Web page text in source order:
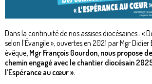
Dans la continuité de nos assises diocésaines : «
selon l’Évangile », ouvertes en 2021 par Mgr
évêque , Mgr François Gourdon, nous propose
chemin engagé avec le chantier diocésain
l’Espérance au cœur ».